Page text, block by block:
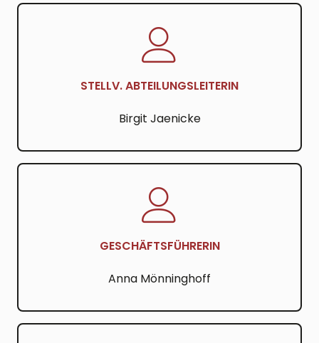
STELLV. ABTEILUNGSLEITERIN
Birgit Jaenicke
GESCHÄFTSFÜHRERIN
Anna Mönninghoff